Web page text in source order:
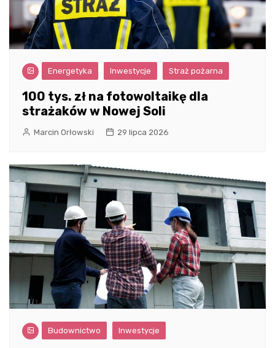
Energetyka Inwestycje Straż pożarna
100 tys. zł na fotowoltaikę dla
strażaków w Nowej Soli
Marcin Orłowski 29 lipca 2026
Budownictwo Inwestycje